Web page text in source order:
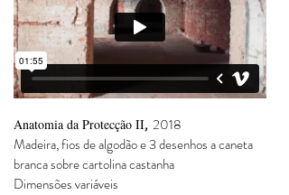
Anatomia da Protecção II, 2018
Madeira, fios de algodão e 3 desenhos a caneta
branca sobre cartolina castanha
Dimensões variáveis